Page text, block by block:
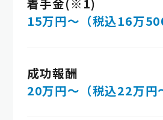
着手金(※1)
15万円～（税込16万
成功報酬
20万円～（税込22万円